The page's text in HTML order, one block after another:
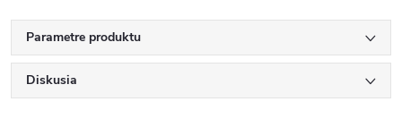
Parametre produktu
Diskusia